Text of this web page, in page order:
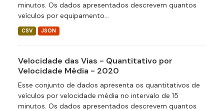
minutos. Os dados apresentados descrevem quantos
veículos por equipamento...
CSV JSON
Velocidade das Vias - Quantitativo por
Velocidade Média - 2020
Esse conjunto de dados apresenta os quantitativos de
veículos por velocidade média no intervalo de 15
minutos. Os dados apresentados descrevem quantos